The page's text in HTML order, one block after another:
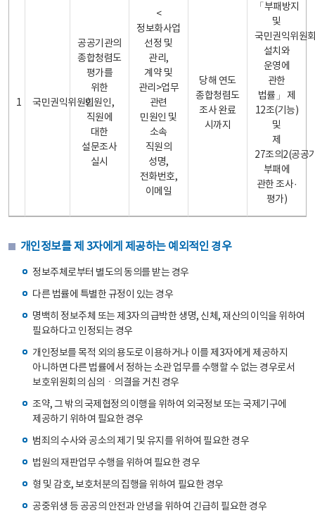
1 국민권익위원회
공공기관의
종합청렴도
평가를
위한
민원인,
직원에
대한
설문조사
실시
<
정보화사업
선정 및
관리,
계약 및
관리>업무
관련
민원인 및
소속
직원의
성명,
전화번호,
이메일
당해 연도
종합청렴도
조사 완료
시까지
「부패방지
및
국민권익위원
설치와
운영에
관한
법률」 제
12조(기능)
및
제
27조의2(공공
부패에
관한 조사·
평가)
개인정보를 제 3자에게 제공하는 예외적인 경우
정보주체로부터 별도의 동의를 받는 경우
다른 법률에 특별한 규정이 있는 경우
명백히 정보주체 또는 제3자의 급박한 생명, 신체, 재산의 이익을 위하여
필요하다고 인정되는 경우
개인정보를 목적 외의 용도로 이용하거나 이를 제3자에게 제공하지
아니하면 다른 법률에서 정하는 소관 업무를 수행할 수 없는 경우로서
보호위원회의 심의ㆍ의결을 거친 경우
조약, 그 밖의 국제협정의 이행을 위하여 외국정보 또는 국제기구에
제공하기 위하여 필요한 경우
범죄의 수사와 공소의 제기 및 유지를 위하여 필요한 경우
법원의 재판업무 수행을 위하여 필요한 경우
형 및 감호, 보호처분의 집행을 위하여 필요한 경우
공중위생 등 공공의 안전과 안녕을 위하여 긴급히 필요한 경우